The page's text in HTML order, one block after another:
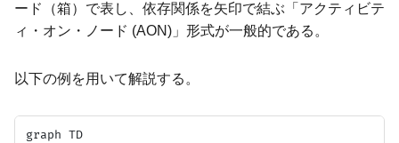
ード（箱）で表し、依存関係を矢印で結ぶ「アクティビテ
ィ・オン・ノード (AON)」形式が一般的である。
以下の例を用いて解説する。
graph TD